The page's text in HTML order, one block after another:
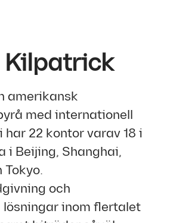
Kilpatrick
amerikansk
med internationell
har 22 kontor varav 18 i
i Beijing, Shanghai,
Tokyo.
och
inom flertalet